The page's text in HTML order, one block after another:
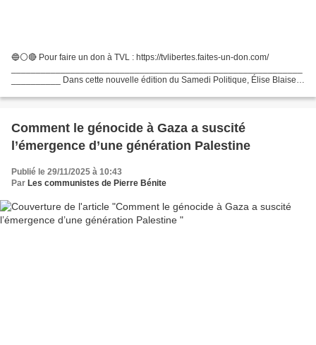
🔵⚪🔴 Pour faire un don à TVL : https://tvlibertes.faites-un-don.com/
__________ Dans cette nouvelle édition du Samedi Politique, Élise Blaise
Comment le génocide à Gaza a suscité
l’émergence d’une génération Palestine
Publié le 29/11/2025 à 10:43
Par Les communistes de Pierre Bénite